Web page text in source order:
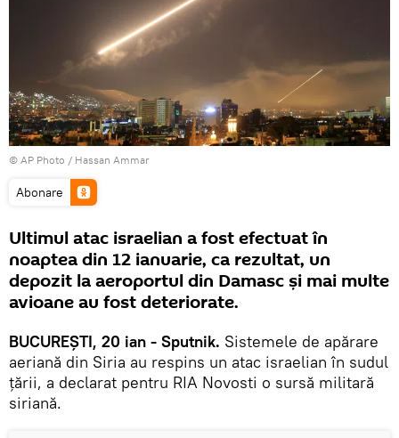
© AP Photo / Hassan Ammar
Abonare
Ultimul atac israelian a fost efectuat în
noaptea din 12 ianuarie, ca rezultat, un
depozit la aeroportul din Damasc și mai multe
avioane au fost deteriorate.
BUCUREŞTI, 20 ian - Sputnik. Sistemele de apărare
aeriană din Siria au respins un atac israelian în sudul
țării, a declarat pentru RIA Novosti o sursă militară
siriană.